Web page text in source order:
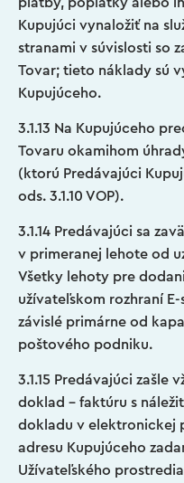
platby, poplatky alebo
Kupujúci vynaložiť na
stranami v súvislosti so
Tovar; tieto náklady sú
Kupujúceho.
3.1.13 Na Kupujúceho
Tovaru okamihom
(ktorú Predávajúci
ods. 3.1.10 VOP).
3.1.14 Predávajúci sa
v primeranej lehote od
Všetky lehoty pre
užívateľskom rozhraní
závislé primárne od
poštového podniku.
3.1.15 Predávajúci zašle
doklad – faktúru s
dokladu v elektronickej
adresu Kupujúceho
Užívateľského